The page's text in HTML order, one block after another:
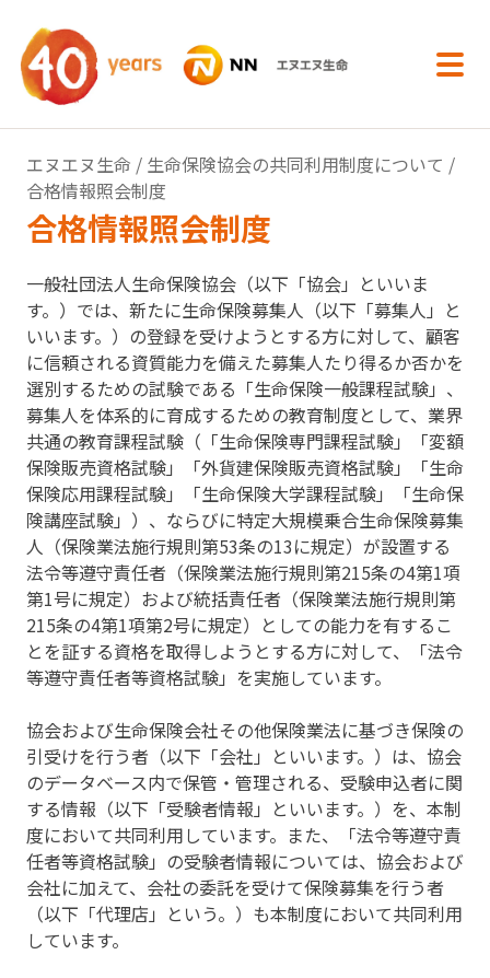
エヌエヌ生命 / 生命保険協会の共同利用制度について /
合格情報照会制度
合格情報照会制度
一般社団法人生命保険協会（以下「協会」といいま
す。）では、新たに生命保険募集人（以下「募集人」と
いいます。）の登録を受けようとする方に対して、顧客
に信頼される資質能力を備えた募集人たり得るか否かを
選別するための試験である「生命保険一般課程試験」、
募集人を体系的に育成するための教育制度として、業界
共通の教育課程試験（「生命保険専門課程試験」「変額
保険販売資格試験」「外貨建保険販売資格試験」「生命
保険応用課程試験」「生命保険大学課程試験」「生命保
険講座試験」）、ならびに特定大規模乗合生命保険募集
人（保険業法施行規則第53条の13に規定）が設置する
法令等遵守責任者（保険業法施行規則第215条の4第1項
第1号に規定）および統括責任者（保険業法施行規則第
215条の4第1項第2号に規定）としての能力を有するこ
とを証する資格を取得しようとする方に対して、「法令
等遵守責任者等資格試験」を実施しています。
協会および生命保険会社その他保険業法に基づき保険の
引受けを行う者（以下「会社」といいます。）は、協会
のデータベース内で保管・管理される、受験申込者に関
する情報（以下「受験者情報」といいます。）を、本制
度において共同利用しています。また、「法令等遵守責
任者等資格試験」の受験者情報については、協会および
会社に加えて、会社の委託を受けて保険募集を行う者
（以下「代理店」という。）も本制度において共同利用
しています。